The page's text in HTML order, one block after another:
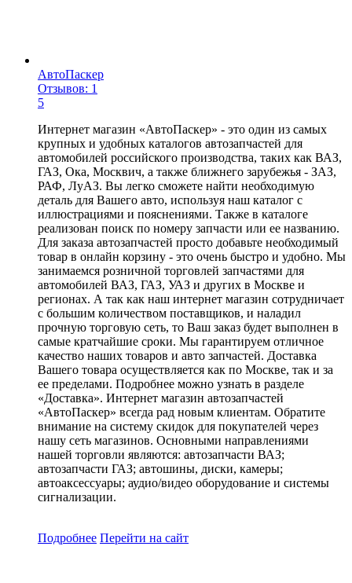
АвтоПаскер
Отзывов: 1
5
Интернет магазин «АвтоПаскер» - это один из самых
крупных и удобных каталогов автозапчастей для
автомобилей российского производства, таких как ВАЗ,
ГАЗ, Ока, Москвич, а также ближнего зарубежья - ЗАЗ,
РАФ, ЛуАЗ. Вы легко сможете найти необходимую
деталь для Вашего авто, используя наш каталог с
иллюстрациями и пояснениями. Также в каталоге
реализован поиск по номеру запчасти или ее названию.
Для заказа автозапчастей просто добавьте необходимый
товар в онлайн корзину - это очень быстро и удобно. Мы
занимаемся розничной торговлей запчастями для
автомобилей ВАЗ, ГАЗ, УАЗ и других в Москве и
регионах. А так как наш интернет магазин сотрудничает
с большим количеством поставщиков, и наладил
прочную торговую сеть, то Ваш заказ будет выполнен в
самые кратчайшие сроки. Мы гарантируем отличное
качество наших товаров и авто запчастей. Доставка
Вашего товара осуществляется как по Москве, так и за
ее пределами. Подробнее можно узнать в разделе
«Доставка». Интернет магазин автозапчастей
«АвтоПаскер» всегда рад новым клиентам. Обратите
внимание на систему скидок для покупателей через
нашу сеть магазинов. Основными направлениями
нашей торговли являются: автозапчасти ВАЗ;
автозапчасти ГАЗ; автошины, диски, камеры;
автоаксессуары; аудио/видео оборудование и системы
сигнализации.
Подробнее Перейти на сайт